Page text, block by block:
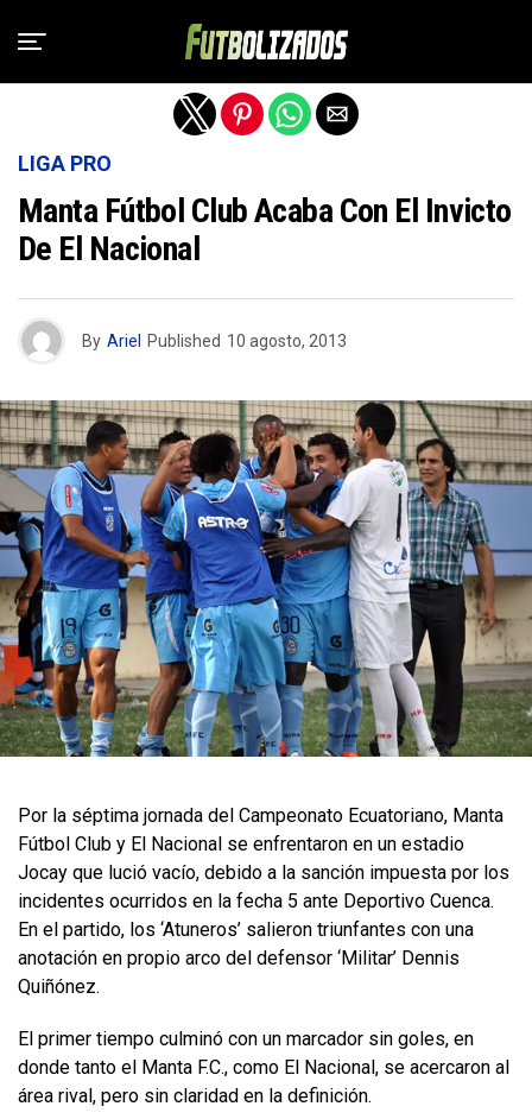
LIGA PRO
Manta Fútbol Club Acaba Con El Invicto
De El Nacional
By Ariel Published 10 agosto, 2013
Por la séptima jornada del Campeonato Ecuatoriano, Manta
Fútbol Club y El Nacional se enfrentaron en un estadio
Jocay que lució vacío, debido a la sanción impuesta por los
incidentes ocurridos en la fecha 5 ante Deportivo Cuenca.
En el partido, los ‘Atuneros’ salieron triunfantes con una
anotación en propio arco del defensor ‘Militar’ Dennis
Quiñónez.
El primer tiempo culminó con un marcador sin goles, en
donde tanto el Manta F.C., como El Nacional, se acercaron al
área rival, pero sin claridad en la definición.
Salir de la versión móvil